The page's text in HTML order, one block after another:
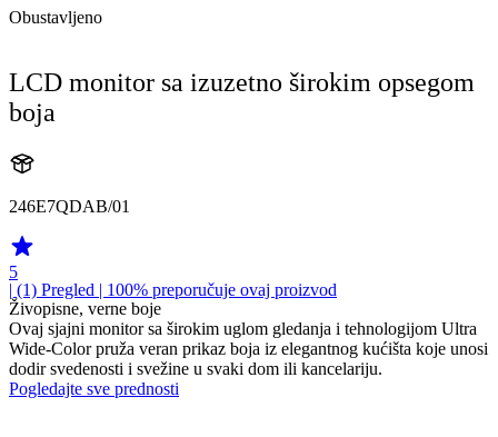
Obustavljeno
LCD monitor sa izuzetno širokim opsegom
boja
246E7QDAB/01
5
| (1) Pregled | 100% preporučuje ovaj proizvod
Živopisne, verne boje
Ovaj sjajni monitor sa širokim uglom gledanja i tehnologijom Ultra
Wide-Color pruža veran prikaz boja iz elegantnog kućišta koje unosi
dodir svedenosti i svežine u svaki dom ili kancelariju.
Pogledajte sve prednosti